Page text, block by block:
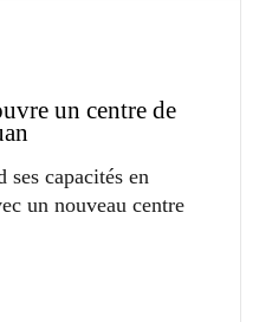
un centre de
ses capacités en
un nouveau centre